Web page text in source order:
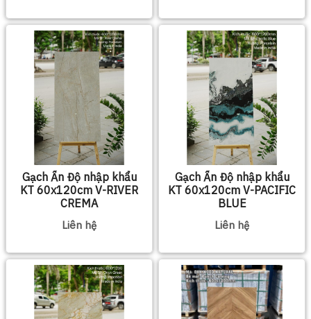
Gạch Ấn Độ nhập khẩu
KT 60x120cm V-RIVER
CREMA
Liên hệ
Gạch Ấn Độ nhập khẩu
KT 60x120cm V-PACIFIC
BLUE
Liên hệ